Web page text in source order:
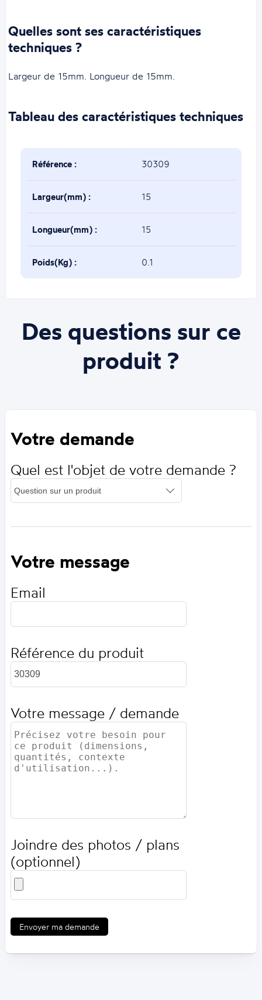
Quelles sont ses caractéristiques
techniques ?
Largeur de 15mm. Longueur de 15mm.
Tableau des caractéristiques techniques
Référence : 30309
Largeur(mm) : 15
Longueur(mm) : 15
Poids(Kg) : 0.1
Des questions sur ce
produit ?
Votre demande
Quel est l'objet de votre demande ?
Votre message
Email
Référence du produit
Votre message / demande
Joindre des photos / plans
(optionnel)
Envoyer ma demande